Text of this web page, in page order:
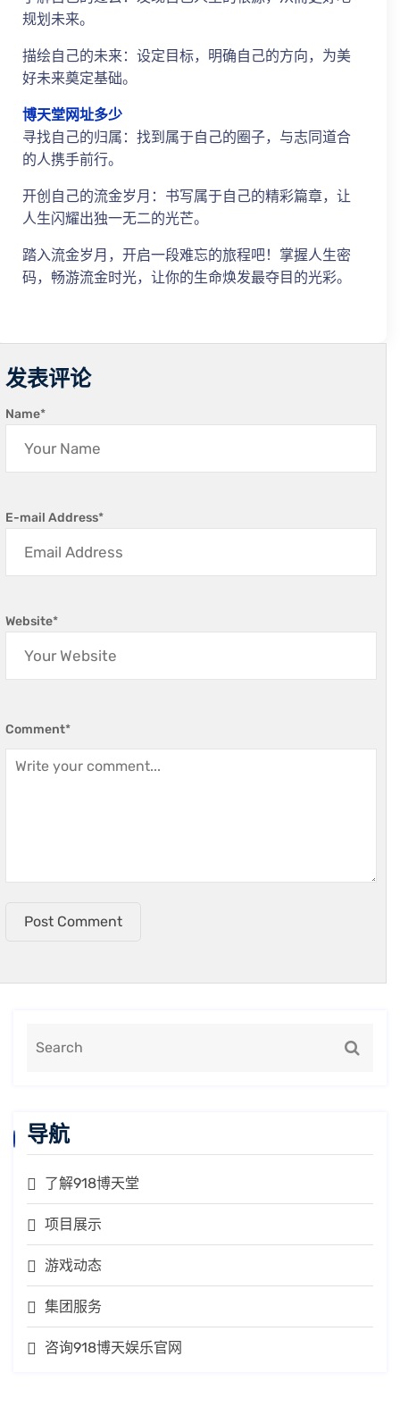
规划未来。
描绘自己的未来：设定目标，明确自己的方向，为美
好未来奠定基础。
博天堂网址多少
寻找自己的归属：找到属于自己的圈子，与志同道合
的人携手前行。
开创自己的流金岁月：书写属于自己的精彩篇章，让
人生闪耀出独一无二的光芒。
踏入流金岁月，开启一段难忘的旅程吧！掌握人生密
码，畅游流金时光，让你的生命焕发最夺目的光彩。
发表评论
Name*
E-mail Address*
Website*
Comment*
Post Comment
导航
了解918博天堂
项目展示
游戏动态
集团服务
咨询918博天娱乐官网